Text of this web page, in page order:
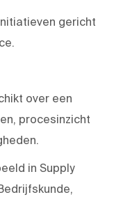
gericht
over een
procesinzicht
in Supply